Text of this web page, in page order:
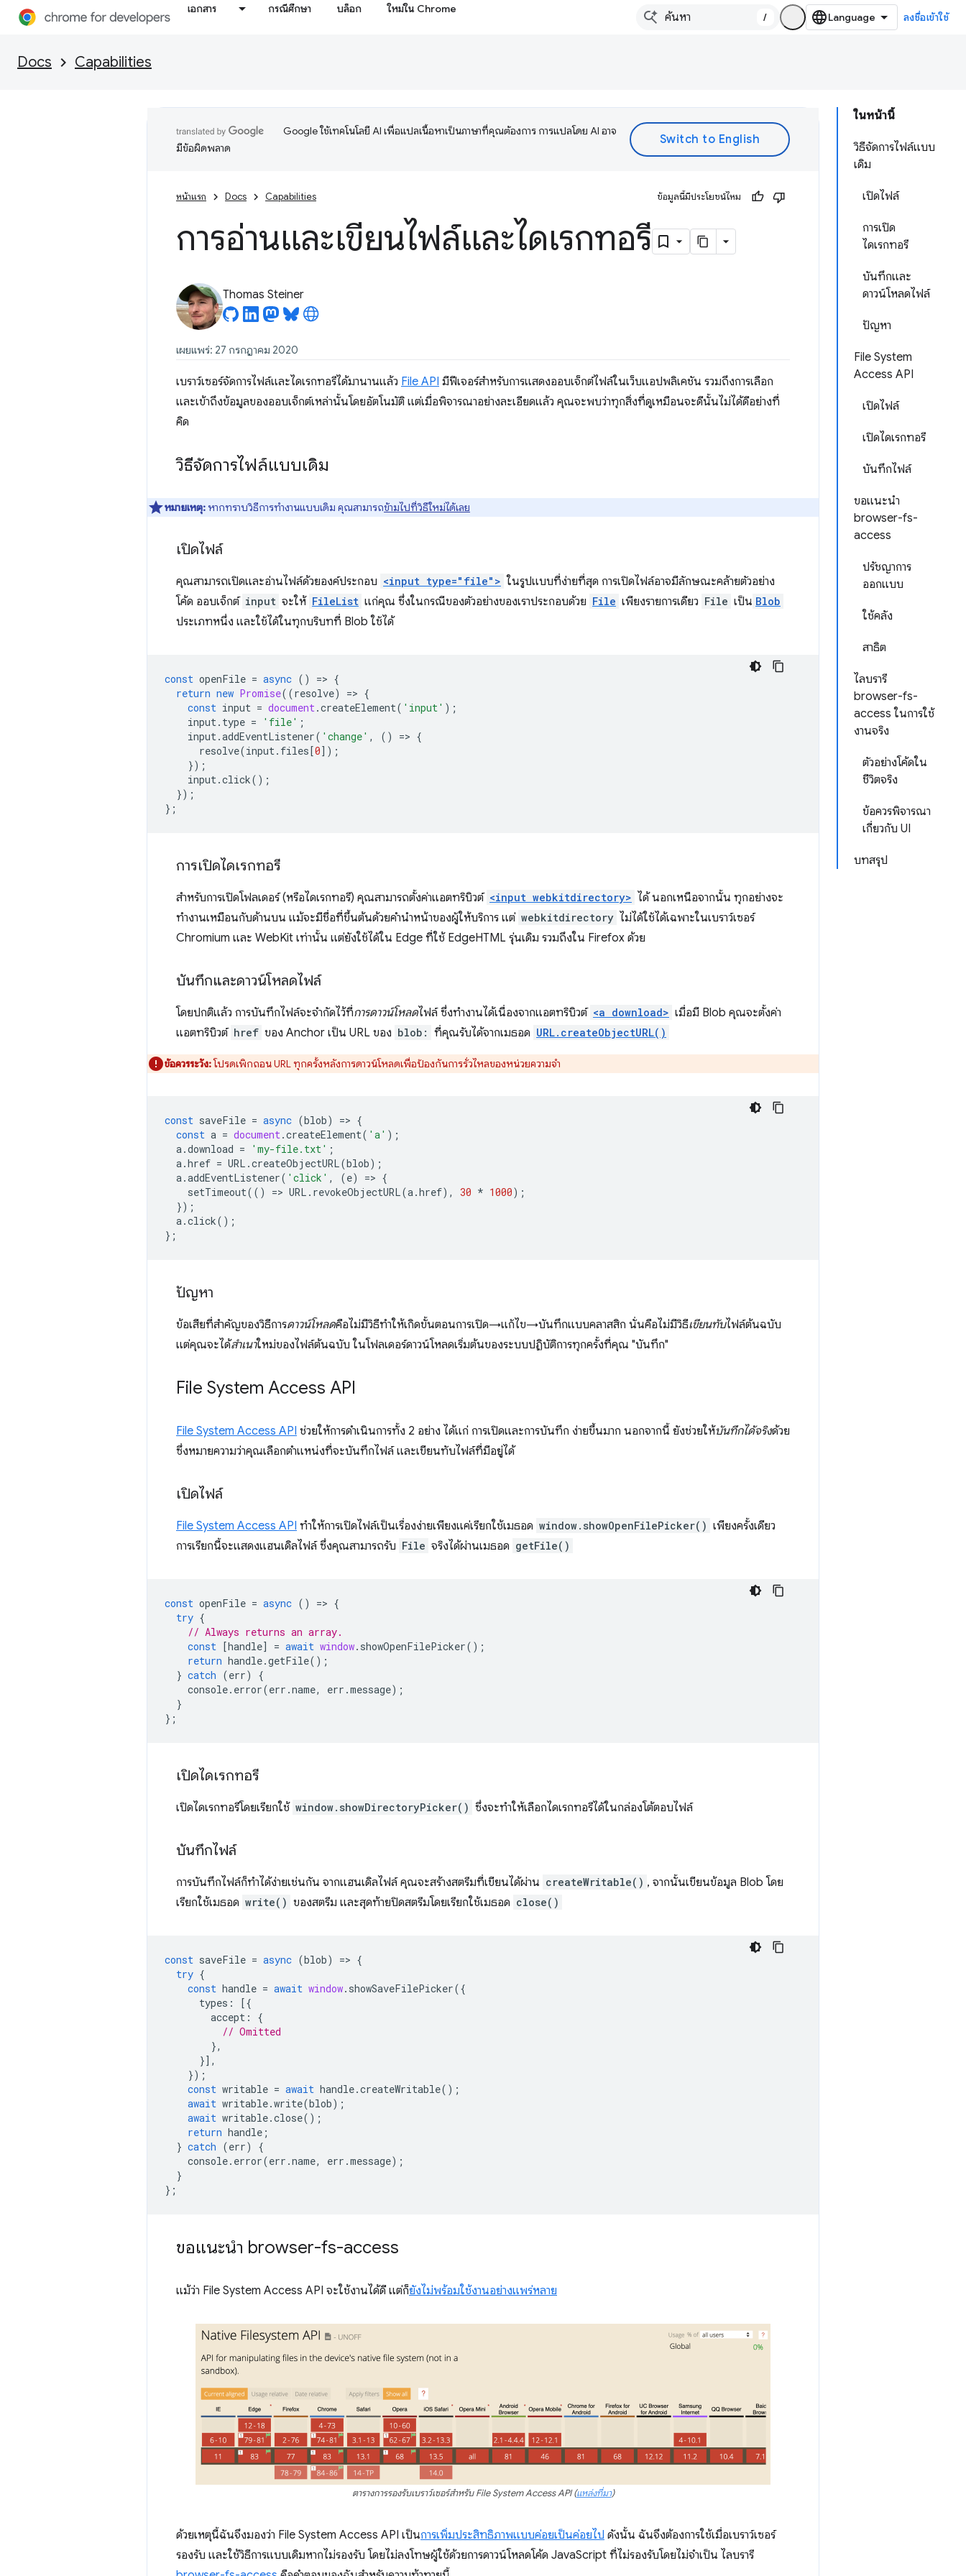
เอกสาร กรณีศึกษา บล็อก ใหม่ใน Chrome
/ ลงชื่อเข้าใช้
Docs Capabilities
ในหน้านี้
วิธีจัดการไฟล์แบบ
เดิม
เปิดไฟล์
การเปิด
ไดเรกทอรี
บันทึกและ
ดาวน์โหลดไฟล์
ปัญหา
File System
Access API
เปิดไฟล์
เปิดไดเรกทอรี
บันทึกไฟล์
ขอแนะนำ
browser-fs-
access
ปรัชญาการ
ออกแบบ
ใช้คลัง
สาธิต
ไลบรารี
browser-fs-
access ในการใช้
งานจริง
ตัวอย่างโค้ดใน
ชีวิตจริง
ข้อควรพิจารณา
เกี่ยวกับ UI
บทสรุป
Google ใช้เทคโนโลยี AI เพื่อแปลเนื้อหาเป็นภาษาที่คุณต้องการ การแปลโดย AI อาจ
มีข้อผิดพลาด
หน้าแรก Docs Capabilities ข้อมูลนี้มีประโยชน์ไหม
การอ่านและเขียนไฟล์และไดเรกทอรี
Thomas Steiner
เผยแพร่: 27 กรกฎาคม 2020
เบราว์เซอร์จัดการไฟล์และไดเรกทอรีได้มานานแล้ว File API มีฟีเจอร์สำหรับการแสดงออบเจ็กต์ไฟล์ในเว็บแอปพลิเคชัน รวมถึงการเลือก
และเข้าถึงข้อมูลของออบเจ็กต์เหล่านั้นโดยอัตโนมัติ แต่เมื่อพิจารณาอย่างละเอียดแล้ว คุณจะพบว่าทุกสิ่งที่ดูเหมือนจะดีนั้นไม่ได้ดีอย่างที่
คิด
วิธีจัดการไฟล์แบบเดิม
หมายเหตุ: หากทราบวิธีการทำงานแบบเดิม คุณสามารถข้ามไปที่วิธีใหม่ได้เลย
เปิดไฟล์
คุณสามารถเปิดและอ่านไฟล์ด้วยองค์ประกอบ <input type="file"> ในรูปแบบที่ง่ายที่สุด การเปิดไฟล์อาจมีลักษณะคล้ายตัวอย่าง
โค้ด ออบเจ็กต์ input จะให้ FileList แก่คุณ ซึ่งในกรณีของตัวอย่างของเราประกอบด้วย File เพียงรายการเดียว File เป็น Blob
ประเภทหนึ่ง และใช้ได้ในทุกบริบทที่ Blob ใช้ได้
const openFile = async () => {
return new Promise((resolve) => {
const input = document.createElement( 'input' );
input. type = 'file' ;
input.addEventListener( 'change' , () => {
resolve(input. files[0]);
});
input.click();
});
};
การเปิดไดเรกทอรี
สำหรับการเปิดโฟลเดอร์ (หรือไดเรกทอรี) คุณสามารถตั้งค่าแอตทริบิวต์ <input webkitdirectory> ได้ นอกเหนือจากนั้น ทุกอย่างจะ
ทำงานเหมือนกับด้านบน แม้จะมีชื่อที่ขึ้นต้นด้วยคำนำหน้าของผู้ให้บริการ แต่ webkitdirectory ไม่ได้ใช้ได้เฉพาะในเบราว์เซอร์
Chromium และ WebKit เท่านั้น แต่ยังใช้ได้ใน Edge ที่ใช้ EdgeHTML รุ่นเดิม รวมถึงใน Firefox ด้วย
บันทึกและดาวน์โหลดไฟล์
โดยปกติแล้ว การบันทึกไฟล์จะจำกัดไว้ที่การดาวน์โหลดไฟล์ ซึ่งทำงานได้เนื่องจากแอตทริบิวต์ <a download> เมื่อมี Blob คุณจะตั้งค่า
แอตทริบิวต์ href ของ Anchor เป็น URL ของ blob: ที่คุณรับได้จากเมธอด URL.createObjectURL()
ข้อควรระวัง:โปรดเพิกถอน URL ทุกครั้งหลังการดาวน์โหลดเพื่อป้องกันการรั่วไหลของหน่วยความจำ
const saveFile = async (blob) => {
const a = document.createElement( 'a' );
a.download = 'my-file.txt' ;
a.href = URL .createObjectURL(blob);
a.addEventListener( 'click' , (e) => {
setTimeout(() => URL . revokeObjectURL(a.href), 30 * 1000);
});
a.click();
};
ปัญหา
ข้อเสียที่สำคัญของวิธีการดาวน์โหลดคือไม่มีวิธีทำให้เกิดขั้นตอนการเปิด→แก้ไข→บันทึกแบบคลาสสิก นั่นคือไม่มีวิธีเขียนทับไฟล์ต้นฉบับ
แต่คุณจะได้สำเนาใหม่ของไฟล์ต้นฉบับ ในโฟลเดอร์ดาวน์โหลดเริ่มต้นของระบบปฏิบัติการทุกครั้งที่คุณ "บันทึก"
File System Access API
File System Access API ช่วยให้การดำเนินการทั้ง 2 อย่าง ได้แก่ การเปิดและการบันทึก ง่ายขึ้นมาก นอกจากนี้ ยังช่วยให้บันทึกได้จริงด้วย
ซึ่งหมายความว่าคุณเลือกตำแหน่งที่จะบันทึกไฟล์ และเขียนทับไฟล์ที่มีอยู่ได้
เปิดไฟล์
File System Access API ทำให้การเปิดไฟล์เป็นเรื่องง่ายเพียงแค่เรียกใช้เมธอด window.showOpenFilePicker() เพียงครั้งเดียว
การเรียกนี้จะแสดงแฮนเดิลไฟล์ ซึ่งคุณสามารถรับ File จริงได้ผ่านเมธอด getFile()
const openFile = async () => {
try {
// Always returns an array.
const [handle] = await window. showOpenFilePicker();
return handle.getFile();
} catch (err)
{
console. error(err .name, err .message);
}
};
เปิดไดเรกทอรี
เปิดไดเรกทอรีโดยเรียกใช้ window.showDirectoryPicker() ซึ่งจะทำให้เลือกไดเรกทอรีได้ในกล่องโต้ตอบไฟล์
บันทึกไฟล์
การบันทึกไฟล์ก็ทำได้ง่ายเช่นกัน จากแฮนเดิลไฟล์ คุณจะสร้างสตรีมที่เขียนได้ผ่าน createWritable() , จากนั้นเขียนข้อมูล Blob โดย
เรียกใช้เมธอด write() ของสตรีม และสุดท้ายปิดสตรีมโดยเรียกใช้เมธอด close()
const saveFile = async (blob) => {
try {
const handle = await window. showSaveFilePicker({
types :
[{
accept :
{
// Omitted
},
}],
});
const writable = await handle.createWritable();
await writable.write(blob);
await writable.close();
return handle ;
} catch (err)
{
console. error(err .name, err .message);
}
};
ขอแนะนำ browser-fs-access
แม้ว่า File System Access API จะใช้งานได้ดี แต่ก็ยังไม่พร้อมใช้งานอย่างแพร่หลาย
ตารางการรองรับเบราว์เซอร์สำหรับ File System Access API (แหล่งที่มา)
ด้วยเหตุนี้ฉันจึงมองว่า File System Access API เป็นการเพิ่มประสิทธิภาพแบบค่อยเป็นค่อยไป ดังนั้น ฉันจึงต้องการใช้เมื่อเบราว์เซอร์
รองรับ และใช้วิธีการแบบเดิมหากไม่รองรับ โดยไม่ลงโทษผู้ใช้ด้วยการดาวน์โหลดโค้ด JavaScript ที่ไม่รองรับโดยไม่จำเป็น ไลบรารี